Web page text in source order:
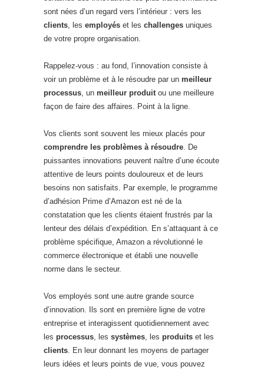
sont nées d’un regard vers l’intérieur : vers les
clients, les employés et les challenges uniques
de votre propre organisation.
Rappelez-vous : au fond, l’innovation consiste à
voir un problème et à le résoudre par un meilleur
processus, un meilleur produitou une meilleure
façon de faire des affaires. Point à la ligne.
Vos clients sont souvent les mieux placés pour
comprendre les problèmes à résoudre. De
puissantes innovations peuvent naître d’une écoute
attentive de leurs points douloureux et de leurs
besoins non satisfaits. Par exemple, le programme
d’adhésion Prime d’Amazon est né de la
constatation que les clients étaient frustrés par la
lenteur des délais d’expédition. En s’attaquant à ce
problème spécifique, Amazon a révolutionné le
commerce électronique et établi une nouvelle
norme dans le secteur.
Vos employés sont une autre grande source
d’innovation. Ils sont en première ligne de votre
entreprise et interagissent quotidiennement avec
les processus, les systèmes, les produits et les
clients. En leur donnant les moyens de partager
leurs idées et leurs points de vue, vous pouvez